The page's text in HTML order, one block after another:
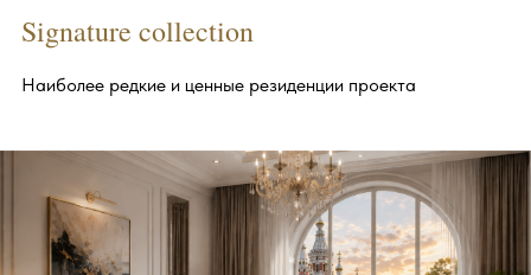
Наиболее редкие и ценные резиденции проекта
Signature collection